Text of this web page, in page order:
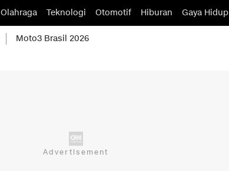
Olahraga Teknologi Otomotif Hiburan Gaya Hidup
Moto3 Brasil 2026